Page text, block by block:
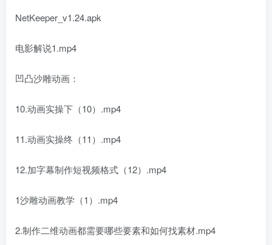
NetKeeper_v1.24.apk
电影解说1.mp4
凹凸沙雕动画：
10.动画实操下（10）.mp4
11.动画实操终（11）.mp4
12.加字幕制作短视频格式（12）.mp4
1沙雕动画教学（1）.mp4
2.制作二维动画都需要哪些要素和如何找素材.mp4